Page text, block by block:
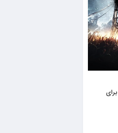
خرید بازی Frostpunk برای